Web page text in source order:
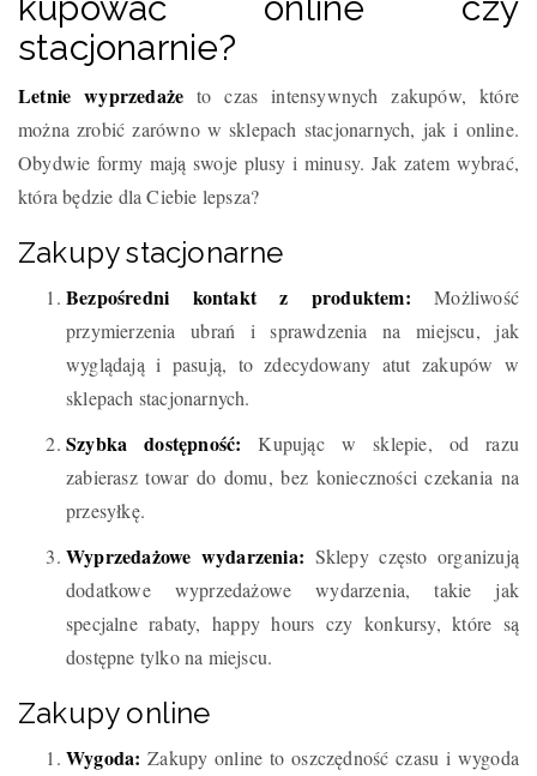
stacjonarnie?
Letnie wyprzedaże to czas intensywnych zakupów, które
można zrobić zarówno w sklepach stacjonarnych, jak i online.
Obydwie formy mają swoje plusy i minusy. Jak zatem wybrać,
która będzie dla Ciebie lepsza?
Zakupy stacjonarne
Bezpośredni kontakt z produktem: Możliwość
przymierzenia ubrań i sprawdzenia na miejscu, jak
wyglądają i pasują, to zdecydowany atut zakupów w
sklepach stacjonarnych.
Szybka dostępność: Kupując w sklepie, od razu
zabierasz towar do domu, bez konieczności czekania na
przesyłkę.
Wyprzedażowe wydarzenia: Sklepy często organizują
dodatkowe wyprzedażowe wydarzenia, takie jak
specjalne rabaty, happy hours czy konkursy, które są
dostępne tylko na miejscu.
Zakupy online
Wygoda: Zakupy online to oszczędność czasu i wygoda